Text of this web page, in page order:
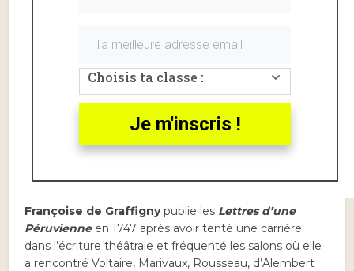
d’une PéruviennedeFrançoise de Graffigny
du parcours « Un nouvel univers s’est offert à mes
L’extrait étudié va du début de la lettre 21 à « sans
contrarier les siens ».
Lettre XXI, Introduction
Françoise de Graffignypublie les Lettres d’une
Péruvienne en 1747 après avoir tenté une carrière
dans l’écriture théâtrale et fréquenté les salons où elle
a rencontré Voltaire, Marivaux, Rousseau, d’Alembert
Choisis ta classe :
Je m'inscris !